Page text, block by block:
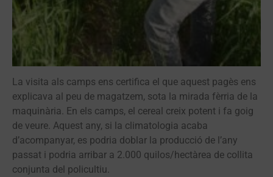
La visita als camps ens certifica el que aquest pagès ens
explicava al peu de magatzem, sota la mirada fèrria de la
maquinària. En els camps, el cereal creix potent i fa goig
de veure. Aquest any, si la climatologia acaba
d’acompanyar, es podria doblar la producció de l’any
passat i podria arribar a 2.000 quilos/hectàrea de collita
conjunta del policultiu.